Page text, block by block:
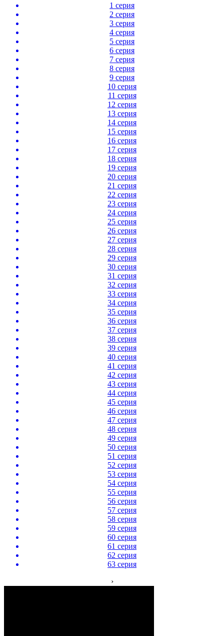
1 серия
2 серия
3 серия
4 серия
5 серия
6 серия
7 серия
8 серия
9 серия
10 серия
11 серия
12 серия
13 серия
14 серия
15 серия
16 серия
17 серия
18 серия
19 серия
20 серия
21 серия
22 серия
23 серия
24 серия
25 серия
26 серия
27 серия
28 серия
29 серия
30 серия
31 серия
32 серия
33 серия
34 серия
35 серия
36 серия
37 серия
38 серия
39 серия
40 серия
41 серия
42 серия
43 серия
44 серия
45 серия
46 серия
47 серия
48 серия
49 серия
50 серия
51 серия
52 серия
53 серия
54 серия
55 серия
56 серия
57 серия
58 серия
59 серия
60 серия
61 серия
62 серия
63 серия
›